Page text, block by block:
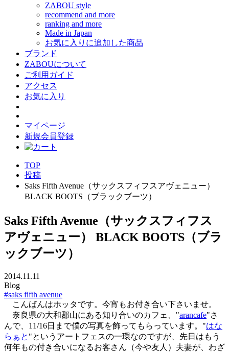
ZABOU style
recommend and more
ranking and more
Made in Japan
お気に入りに追加した商品
ブランド
ZABOUについて
ご利用ガイド
アクセス
お気に入り
マイページ
新規会員登録
TOP
投稿
Saks Fifth Avenue（サックスフィフスアヴェニュー）
BLACK BOOTS（ブラックブーツ）
Saks Fifth Avenue（サックスフィフス
アヴェニュー） BLACK BOOTS（ブラ
ックブーツ）
2014.11.11
Blog
#saks fifth avenue
こんばんはホッタです。今宵もお付き合い下さいませ。
奈良県の大和郡山にある知り合いのカフェ、"arancafe"さ
んで、11/16日まで僕の写真を飾ってもらっています。"はな
らぁと "というアートフェスの一環なのですが、先日はもう
何年もの付き合いになるお客さん（今や友人）夫妻が、わざ